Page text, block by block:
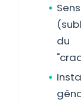
du